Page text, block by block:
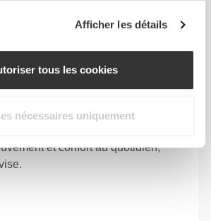
Afficher les détails
tous les cookies
nécessaires uniquement
et confort au quotidien,